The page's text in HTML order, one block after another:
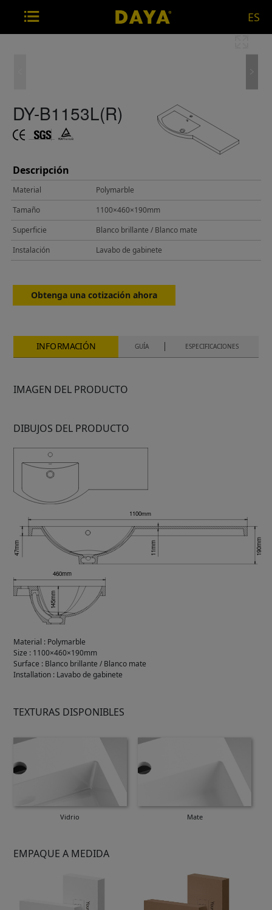
ES
DY-B1153L(R)
Descripción
Material
Polymarble
Tamaño
1100×460×190mm
Superficie
Blanco brillante / Blanco mate
Instalación
Lavabo de gabinete
Obtenga una cotización ahora
INFORMACIÓN GUÍA ESPECIFICACIONES
IMAGEN DEL PRODUCTO
DIBUJOS DEL PRODUCTO
Material : Polymarble
Size : 1100×460×190mm
Surface : Blanco brillante / Blanco mate
Installation : Lavabo de gabinete
TEXTURAS DISPONIBLES
Vidrio Mate
EMPAQUE A MEDIDA